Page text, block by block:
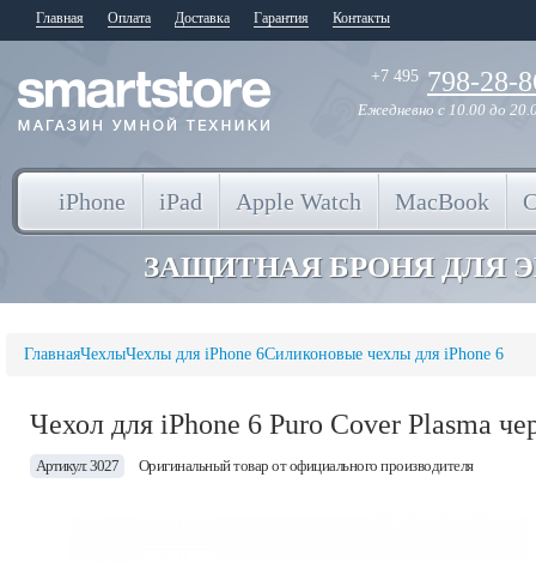
Главная Оплата Доставка Гарантия Контакты
+7 495 798-28-
Ежедневно с 10.00 до
iPhone iPad Apple Watch MacBook
ЗАЩИТНАЯ БРОНЯ ДЛЯ
ГлавнаяЧехлыЧехлы для iPhone 6Силиконовые чехлы для iPhone 6
Чехол для iPhone 6 Puro Cover Plasma
Артикул: 3027 Оригинальный товар от официального производителя